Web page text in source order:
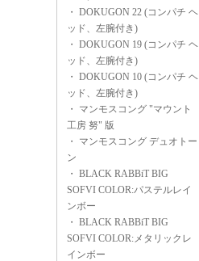
・ DOKUGON 22 (コンパチ ヘ
ッド、左腕付き)
・ DOKUGON 19 (コンパチ ヘ
ッド、左腕付き)
・ DOKUGON 10 (コンパチ ヘ
ッド、左腕付き)
・ マンモスコング "マウント
工房 努" 版
・ マンモスコング デュオトー
ン
・ BLACK RABBiT BIG
SOFVI COLOR:パステルレイ
ンボー
・ BLACK RABBiT BIG
SOFVI COLOR:メタリックレ
インボー